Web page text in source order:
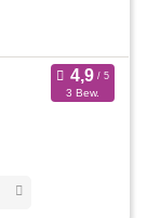
3 Bew.